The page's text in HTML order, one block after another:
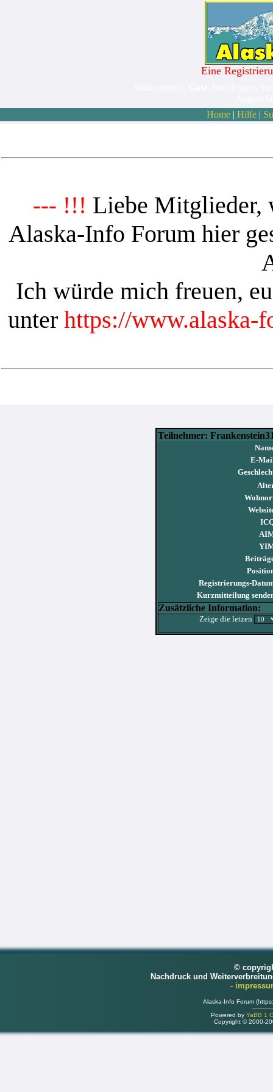
Eine
Home| Hilfe|
--- !!! Liebe Mitglieder,
Alaska-Info Forum hier
Ich würde mich freuen,
unter https://www.alaska-
Teilnehmer:
E-
Registrierungs-
Kurzmitteilung
Zusätzliche Information:
Zeige die letzen
©
Nachdruck und
-
Alaska-Info Forum
Powered by YaBB 1
Copyright © 2000-